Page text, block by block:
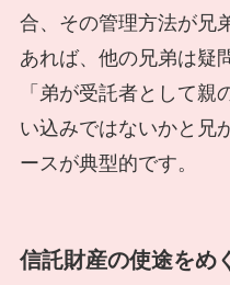
合、その管理方法が兄
あれば、他の兄弟は疑
「弟が受託者として
い込みではないかと兄
ースが典型的です。
信託財産の使途をめ